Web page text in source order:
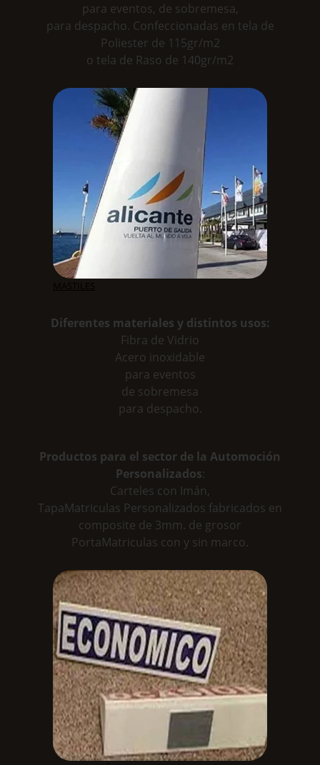
para eventos, de sobremesa,
para despacho. Confeccionadas en tela de
Poliester de 115gr/m2
o tela de Raso de 140gr/m2
Diferentes materiales y distintos usos:
Fibra de Vidrio
Acero inoxidable
para eventos
de sobremesa
para despacho.
Productos para el sector de la Automoción
Personalizados:
Carteles con Imán,
TapaMatriculas Personalizados fabricados en
composite de 3mm. de grosor
PortaMatriculas con y sin marco.